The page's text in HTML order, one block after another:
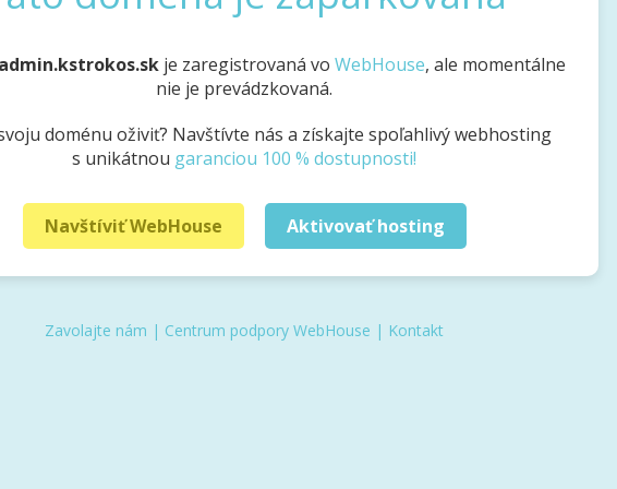
je zaregistrovaná vo WebHouse, ale momentálne
nie je prevádzkovaná.
doménu oživiť? Navštívte nás a získajte spoľahlivý webhosting
s unikátnou garanciou 100 % dostupnosti!
Navštíviť WebHouse Aktivovať hosting
Zavolajte nám | Centrum podpory WebHouse | Kontakt